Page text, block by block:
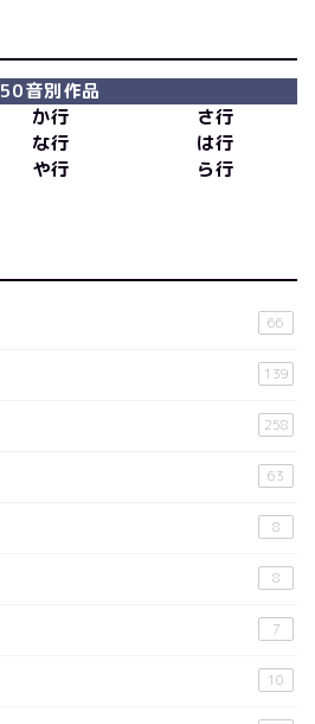
50音別作品
か行
さ行
な行
は行
や行
ら行
66
139
258
63
8
8
7
10